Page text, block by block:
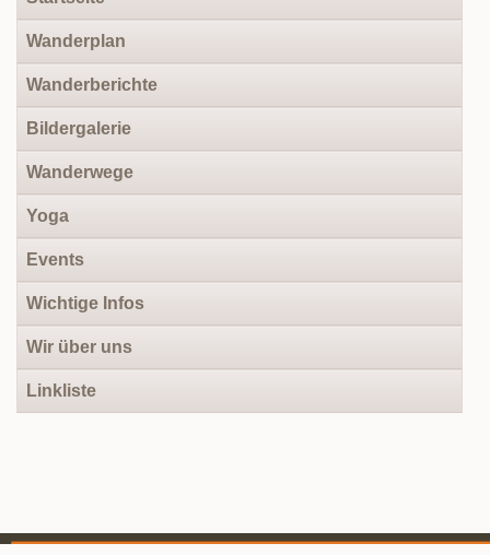
überspringen
Wanderplan
Wanderberichte
Bildergalerie
Wanderwege
Yoga
Events
Wichtige Infos
Wir über uns
Linkliste